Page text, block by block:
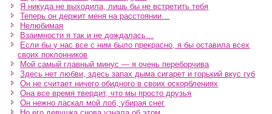
Я никуда не выходила, лишь бы не встретить тебя
Теперь он держит меня на расстоянии…
Нелюбимая
Взаимности я так и не дождалась…
Если бы у нас все с ним было прекрасно, я бы оставила всех
своих поклонников
Мой самый главный минус — я очень переборчива
Здесь нет любви, здесь запах дыма сигарет и горький вкус губ
Он не считает ничего обидного в своих оскорблениях
Она все время твердит, что мы просто друзья
Он нежно ласкал мой лоб, убирая снег